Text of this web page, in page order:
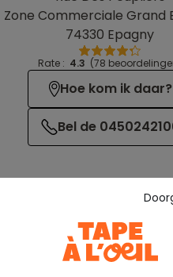
Zone Commerciale Grand
74330 Epagny
Rate : 4.3 (78
Hoe kom ik daar?
Bel de